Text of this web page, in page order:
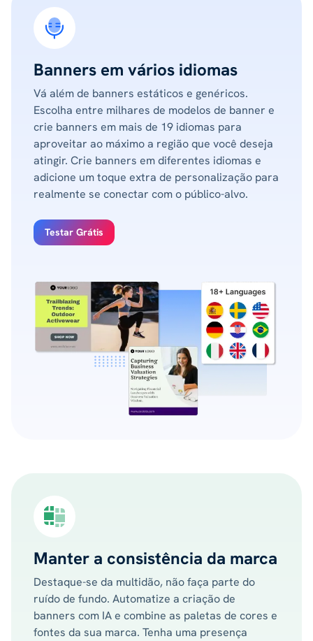
Banners em vários idiomas
Vá além de banners estáticos e genéricos.
Escolha entre milhares de modelos de banner e
crie banners em mais de 19 idiomas para
aproveitar ao máximo a região que você deseja
atingir. Crie banners em diferentes idiomas e
adicione um toque extra de personalização para
realmente se conectar com o público-alvo.
Testar Grátis
Manter a consistência da marca
Destaque-se da multidão, não faça parte do
ruído de fundo. Automatize a criação de
banners com IA e combine as paletas de cores e
fontes da sua marca. Tenha uma presença